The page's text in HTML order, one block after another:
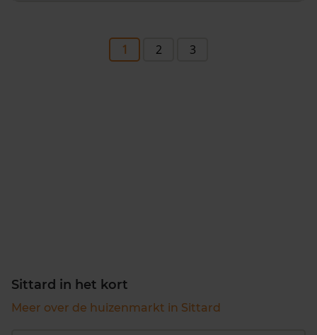
1 2 3
Sittard in het kort
Meer over de huizenmarkt in Sittard